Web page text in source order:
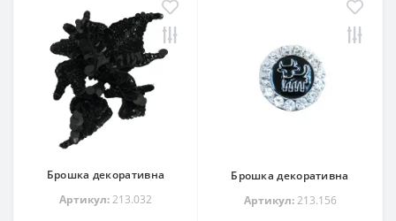
Брошка декоративна
Артикул:213.032
Брошка декоративна
Артикул:213.156